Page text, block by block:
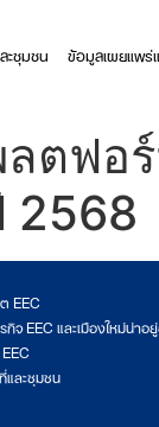
ชุมชน ข้อมูลเผยแพร่
ตฟอ
2568
EEC
จ EEC และเมืองใหม่น่าอ
ละชุมชน